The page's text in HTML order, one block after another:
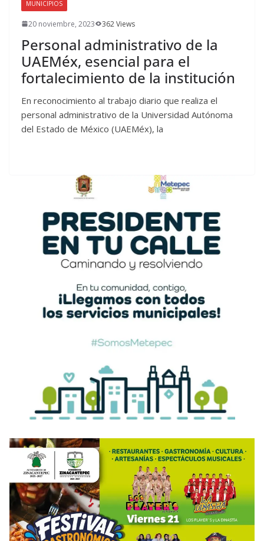
MUNICIPIOS
20 noviembre, 2023 362 Views
Personal administrativo de la
UAEMéx, esencial para el
fortalecimiento de la institución
En reconocimiento al trabajo diario que realiza el
personal administrativo de la Universidad Autónoma
del Estado de México (UAEMéx), la